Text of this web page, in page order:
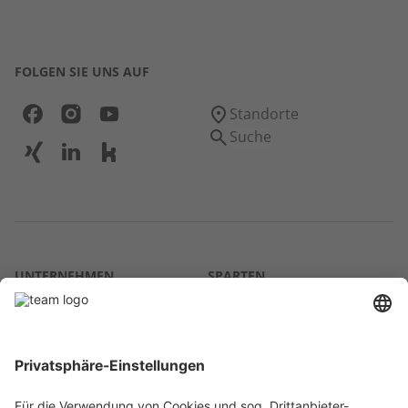
FOLGEN SIE UNS AUF
Standorte
Suche
UNTERNEHMEN
Über uns
Karriere
Kontakt
SPARTEN